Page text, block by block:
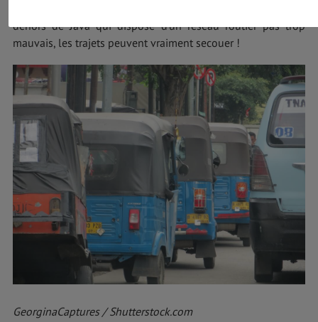
dehors de Java qui dispose d’un réseau routier pas trop
mauvais, les trajets peuvent vraiment secouer !
GeorginaCaptures / Shutterstock.com